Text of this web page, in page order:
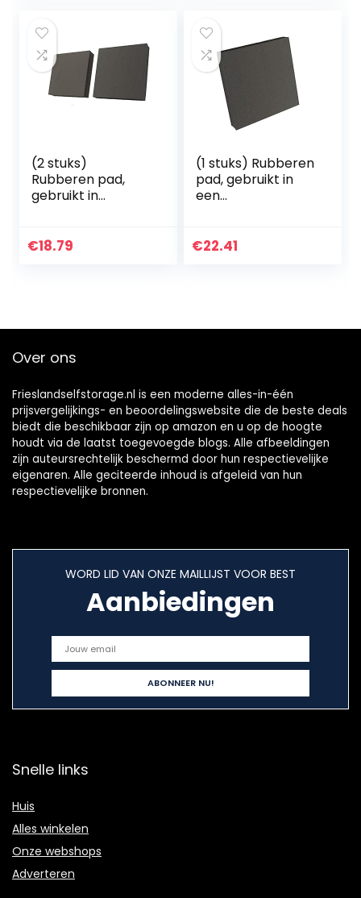
(2 stuks)
Rubberen pad,
gebruikt in
50x50x40mm
€18.79
(1 stuks) Rubberen
pad, gebruikt in
een
100x100x25mm
€22.41
Over ons
Frieslandselfstorage.nl is een moderne alles-in-één
prijsvergelijkings- en beoordelingswebsite die de beste deals
biedt die beschikbaar zijn op amazon en u op de hoogte
houdt via de laatst toegevoegde blogs. Alle afbeeldingen
zijn auteursrechtelijk beschermd door hun respectievelijke
eigenaren. Alle geciteerde inhoud is afgeleid van hun
respectievelijke bronnen.
WORD LID VAN ONZE MAILLIJST VOOR BEST
Aanbiedingen
Snelle links
Huis
Alles winkelen
Onze webshops
Adverteren